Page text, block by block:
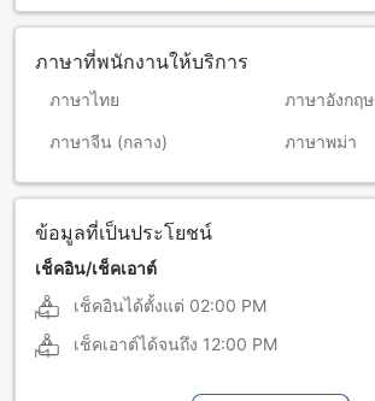
ภาษาที่พนักงานให้บริการ
ภาษาไทย ภาษาอังกฤษ
ภาษาจีน (กลาง) ภาษาพม่า
ข้อมูลที่เป็นประโยชน์
เช็คอิน/เช็คเอาต์
เช็คอินได้ตั้งแต่ 02:00 PM
เช็คเอาต์ได้จนถึง 12:00 PM